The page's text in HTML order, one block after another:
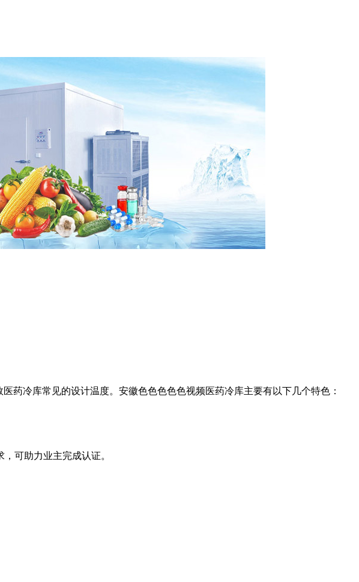
冷库常见的设计温度。 安徽色色色色色视频医药冷库主要有以下几个特色：
可助力业主完成认证。